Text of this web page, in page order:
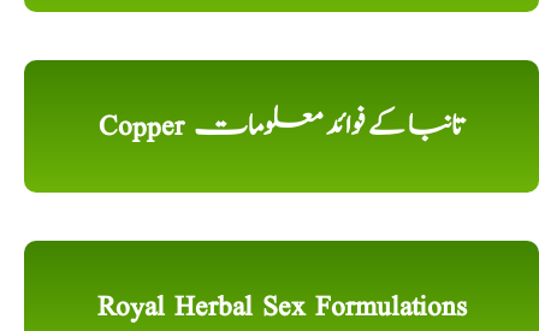
Copper تانبا کے فوائد معلومات
Royal Herbal Sex Formulations